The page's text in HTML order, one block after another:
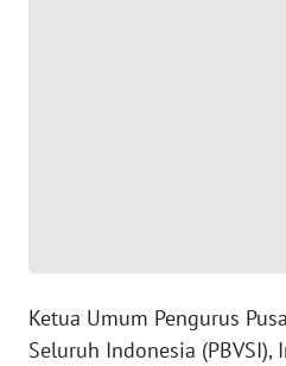
Ketua Umum Pengurus
Seluruh Indonesia
NTT
WN